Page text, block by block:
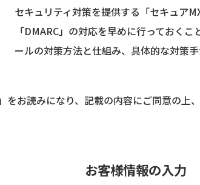
セキュリティ対策を提供する「セキュア
「DMARC」の対応を早めに行っておく
ールの対策方法と仕組み、具体的な対策手
をお読みになり、記載の内容にご同意の上
お客様情報の入力